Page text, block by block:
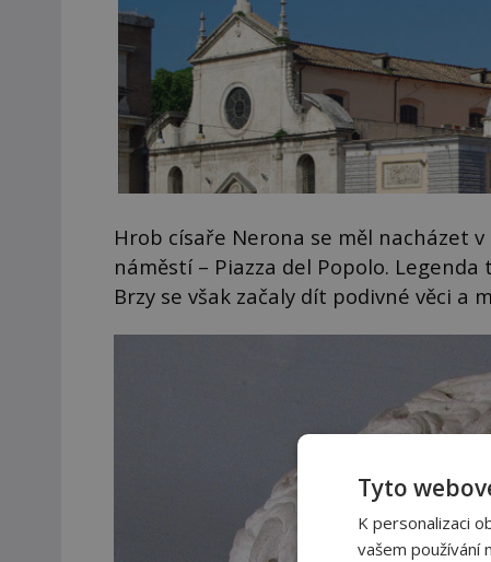
Hrob císaře Nerona se měl nacházet
náměstí – Piazza del Popolo.
Brzy se však začaly dít podivné věci a
Tyto
K personalizaci
vašem používání